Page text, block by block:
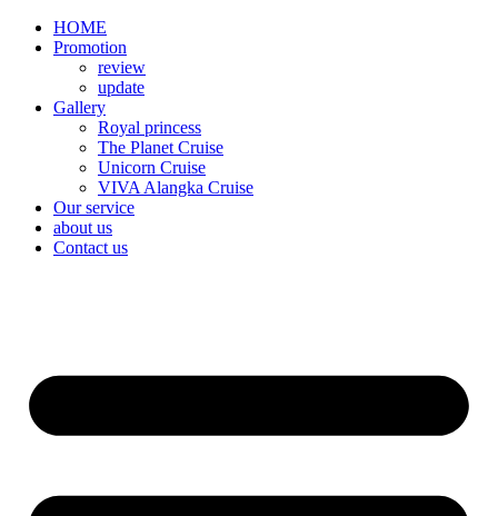
HOME
Promotion​
review
update
Gallery
Royal princess
The Planet Cruise
Unicorn Cruise
VIVA Alangka Cruise
Our service
about us
Contact us